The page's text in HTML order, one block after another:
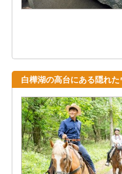
白樺湖の高台にある隠れ